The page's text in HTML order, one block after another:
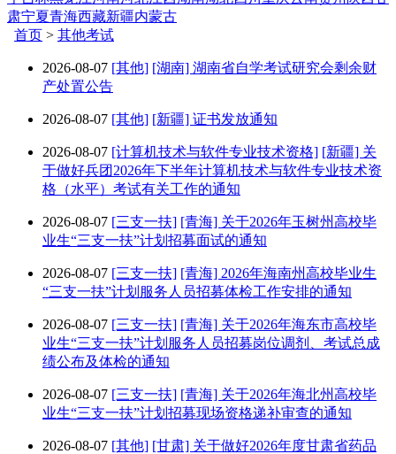
肃宁夏青海西藏新疆内蒙古
首页 > 其他考试
2026-08-07 [其他] [湖南] 湖南省自学考试研究会剩余财
产处置公告
2026-08-07 [其他] [新疆] 证书发放通知
2026-08-07 [计算机技术与软件专业技术资格] [新疆] 关
于做好兵团2026年下半年计算机技术与软件专业技术资
格（水平）考试有关工作的通知
2026-08-07 [三支一扶] [青海] 关于2026年玉树州高校毕
业生“三支一扶”计划招募面试的通知
2026-08-07 [三支一扶] [青海] 2026年海南州高校毕业生
“三支一扶”计划服务人员招募体检工作安排的通知
2026-08-07 [三支一扶] [青海] 关于2026年海东市高校毕
业生“三支一扶”计划服务人员招募岗位调剂、考试总成
绩公布及体检的通知
2026-08-07 [三支一扶] [青海] 关于2026年海北州高校毕
业生“三支一扶”计划招募现场资格递补审查的通知
2026-08-07 [其他] [甘肃] 关于做好2026年度甘肃省药品